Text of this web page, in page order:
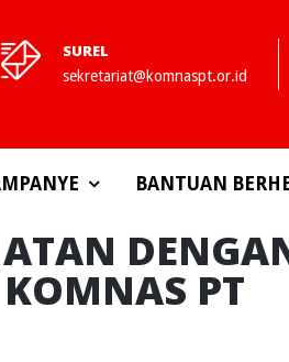
SUREL
sekretariat@komnaspt.or.id
BANTUAN
PT